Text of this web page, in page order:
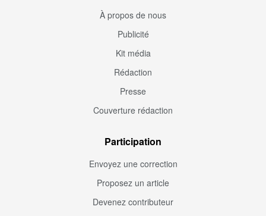
À propos de nous
Publicité
Kit média
Rédaction
Presse
Couverture rédaction
Participation
Envoyez une correction
Proposez un article
Devenez contributeur